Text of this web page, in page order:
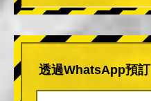
透過WhatsApp預訂